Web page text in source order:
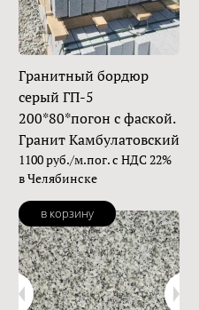
Гранитный бордюр
серый ГП-5
200*80*погон с фаской.
Гранит Камбулатовский
1100 руб./м.пог. с НДС 22%
в Челябинске
в корзину